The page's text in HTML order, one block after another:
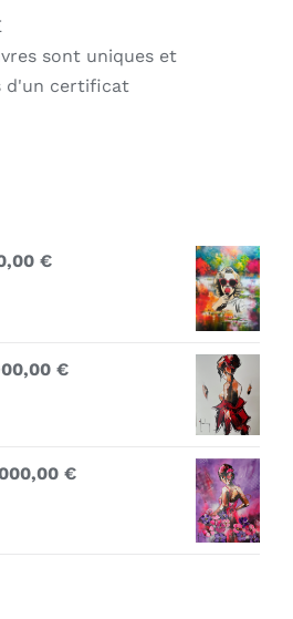
sont uniques et
d'un certificat
€
€
€